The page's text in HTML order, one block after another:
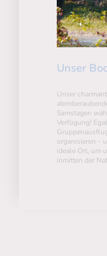
Unser
Unser
Samstagen
Verfügung!
organisieren –
ideale Ort, um
inmitten der